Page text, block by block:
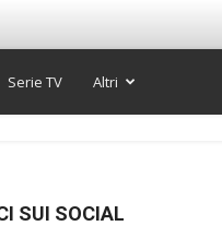
Serie TV Altri
SUI SOCIAL